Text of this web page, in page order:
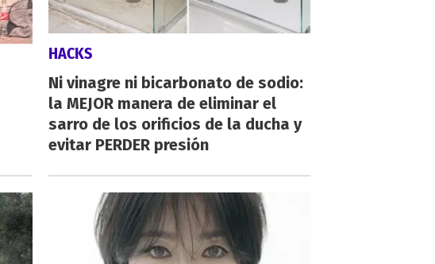
HACKS
Ni vinagre ni bicarbonato de sodio:
la MEJOR manera de eliminar el
sarro de los orificios de la ducha y
evitar PERDER presión